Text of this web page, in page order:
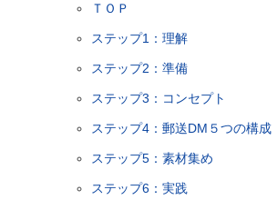
ＴＯＰ
ステップ1：理解
ステップ2：準備
ステップ3：コンセプト
ステップ4：郵送DM５つの構成
ステップ5：素材集め
ステップ6：実践